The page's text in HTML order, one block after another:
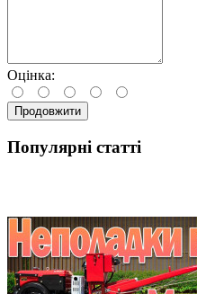
Оцінка:
Продовжити
Популярні статті